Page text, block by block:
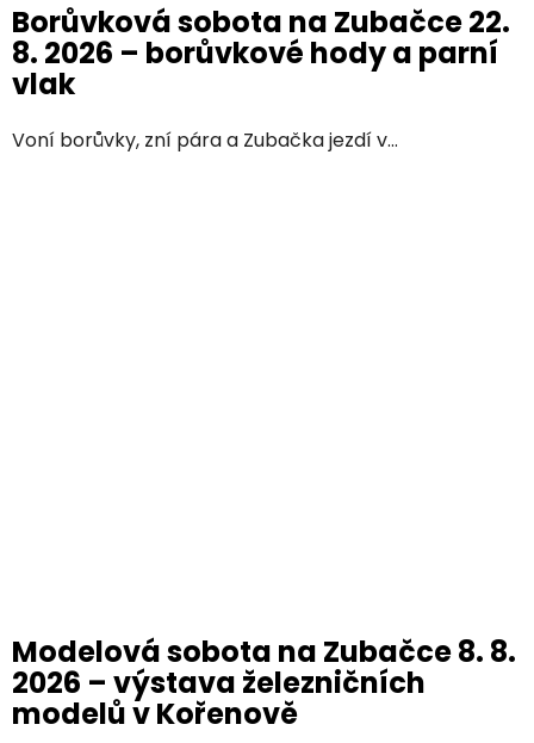
Borůvková sobota na Zubačce 22.
8. 2026 – borůvkové hody a parní
vlak
Voní borůvky, zní pára a Zubačka jezdí v...
Modelová sobota na Zubačce 8. 8.
2026 – výstava železničních
modelů v Kořenově